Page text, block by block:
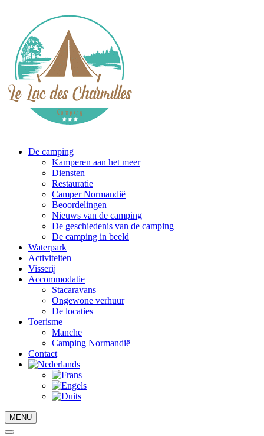
De camping
Kamperen aan het meer
Diensten
Restauratie
Camper Normandië
Beoordelingen
Nieuws van de camping
De geschiedenis van de camping
De camping in beeld
Waterpark
Activiteiten
Visserij
Accommodatie
Stacaravans
Ongewone verhuur
De locaties
Toerisme
Manche
Camping Normandië
Contact
MENU